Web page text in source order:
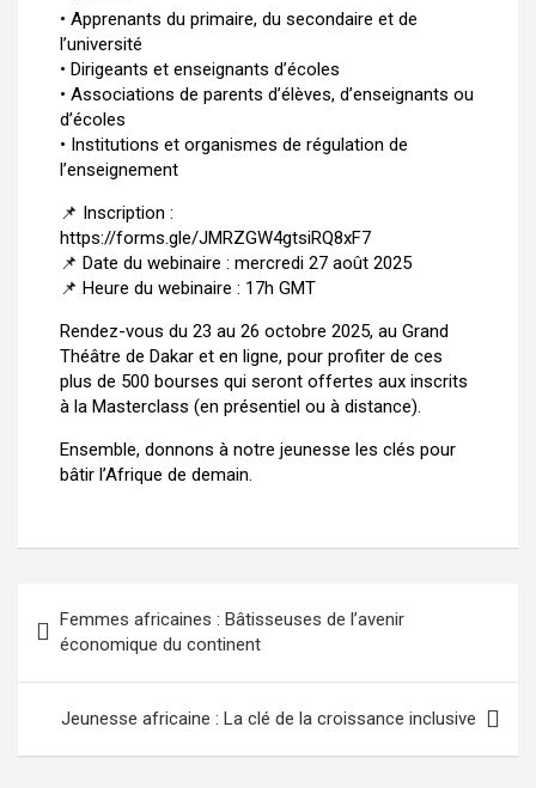
• Apprenants du primaire, du secondaire et de
l’université
• Dirigeants et enseignants d’écoles
• Associations de parents d’élèves, d’enseignants ou
d’écoles
• Institutions et organismes de régulation de
l’enseignement
📌 Inscription :
https://forms.gle/JMRZGW4gtsiRQ8xF7
📌 Date du webinaire : mercredi 27 août 2025
📌 Heure du webinaire : 17h GMT
Rendez-vous du 23 au 26 octobre 2025, au Grand
Théâtre de Dakar et en ligne, pour profiter de ces
plus de 500 bourses qui seront offertes aux inscrits
à la Masterclass (en présentiel ou à distance).
Ensemble, donnons à notre jeunesse les clés pour
bâtir l’Afrique de demain.
Femmes africaines : Bâtisseuses de l’avenir
économique du continent
Jeunesse africaine : La clé de la croissance inclusive